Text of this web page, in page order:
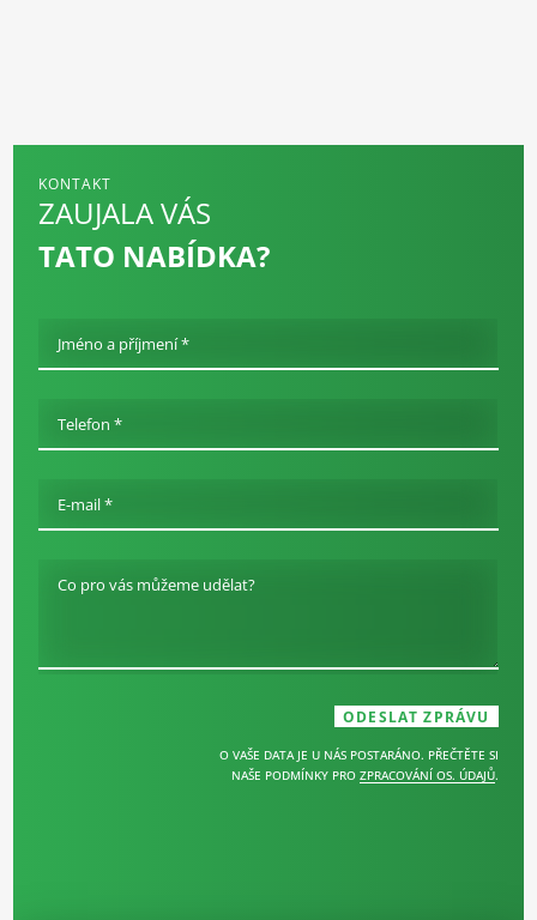
KONTAKT
ZAUJALA VÁS
TATO NABÍDKA?
Jméno a příjmení *
Telefon *
E-mail *
Co pro vás můžeme udělat?
O VAŠE DATA JE U NÁS POSTARÁNO. PŘEČTĚTE SI
NAŠE PODMÍNKY PRO ZPRACOVÁNÍ OS. ÚDAJŮ.